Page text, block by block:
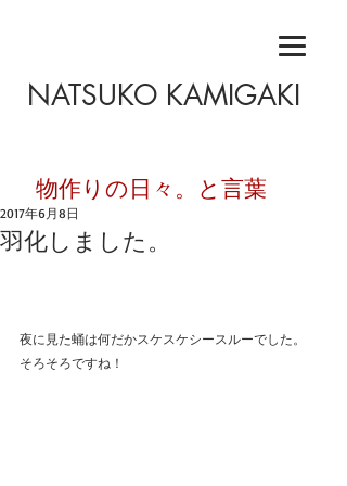
NATSUKO KAMIGAKI
​物作りの日々。と言葉
羽化しました。
2017年6月8日
夜に見た蛹は何だかスケスケシースルーでした。
そろそろですね！